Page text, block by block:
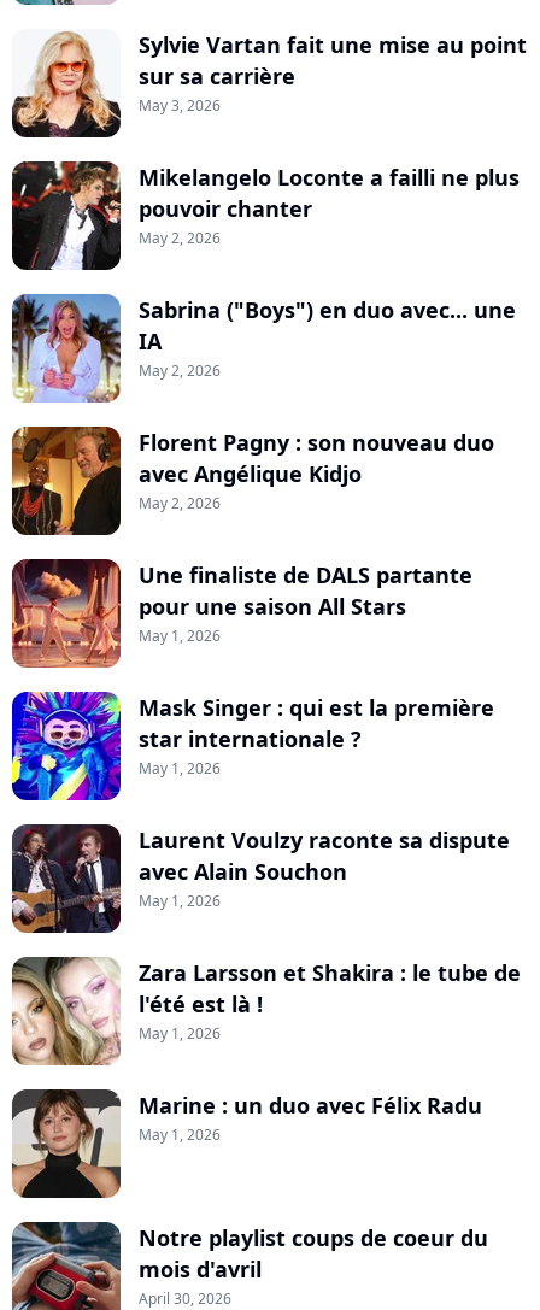
Sylvie Vartan fait une mise au point
sur sa carrière
May 3, 2026
Mikelangelo Loconte a failli ne plus
pouvoir chanter
May 2, 2026
Sabrina ("Boys") en duo avec... une
IA
May 2, 2026
Florent Pagny : son nouveau duo
avec Angélique Kidjo
May 2, 2026
Une finaliste de DALS partante
pour une saison All Stars
May 1, 2026
Mask Singer : qui est la première
star internationale ?
May 1, 2026
Laurent Voulzy raconte sa dispute
avec Alain Souchon
May 1, 2026
Zara Larsson et Shakira : le tube de
l'été est là !
May 1, 2026
Marine : un duo avec Félix Radu
May 1, 2026
Notre playlist coups de coeur du
mois d'avril
April 30, 2026